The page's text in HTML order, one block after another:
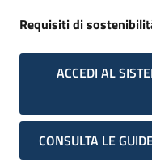
Requisiti di
ACCEDI AL
CONSULTA LE